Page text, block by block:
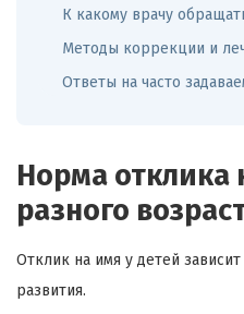
К какому врачу
Методы коррекции и
Ответы на часто
Норма отклика
разного
Отклик на имя у детей зависит
развития.